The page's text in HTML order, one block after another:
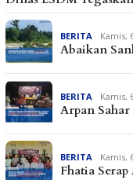
BERITA Kamis,
Abaikan
BERITA Kamis,
Arpan
BERITA Kamis,
Fhatia